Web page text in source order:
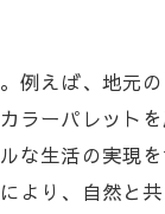
例えば、地元
ラーパレットを
な生活の実現
より、自然と